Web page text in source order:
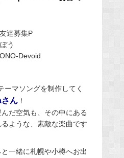
達募集P
う
Devoid
ーマソングを制作してく
ん！
だ空気も、その中にある
ような、素敵な楽曲です
一緒に札幌や小樽へお出